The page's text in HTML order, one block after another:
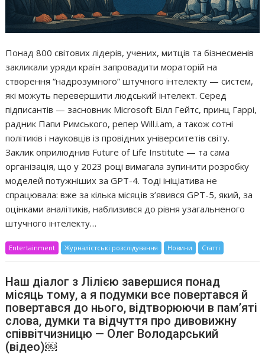
Понад 800 світових лідерів, учених, митців та бізнесменів
закликали уряди країн запровадити мораторій на
створення “надрозумного” штучного інтелекту — систем,
які можуть перевершити людський інтелект. Серед
підписантів — засновник Microsoft Білл Гейтс, принц Гаррі,
радник Папи Римського, репер Will.i.am, а також сотні
політиків і науковців із провідних університетів світу.
Заклик оприлюднив Future of Life Institute — та сама
організація, що у 2023 році вимагала зупинити розробку
моделей потужніших за GPT-4. Тоді ініціатива не
спрацювала: вже за кілька місяців з’явився GPT-5, який, за
оцінками аналітиків, наблизився до рівня узагальненого
штучного інтелекту…
Entertainment Журналістські розслідування Новини Статті
Наш діалог з Лілією завершися понад
місяць тому, а я подумки все повертався й
повертався до нього, відтворюючи в пам’яті
слова, думки та відчуття про дивовижну
співвітчизницю — Олег Володарський
(відео)￼